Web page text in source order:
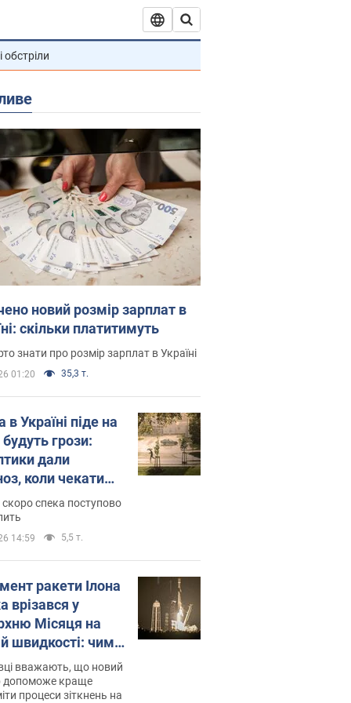
обстріли
новий розмір зарплат в
скільки платитимуть
знати про розмір зарплат в Україні
01:20 35,3 т.
в Україні піде на
грози:
дали
коли чекати
погоди
скоро спека поступово
14:59 5,5 т.
ракети Ілона
врізався у
Місяця на
швидкості: чим
вважають, що новий
допоможе краще
процеси зіткнень на